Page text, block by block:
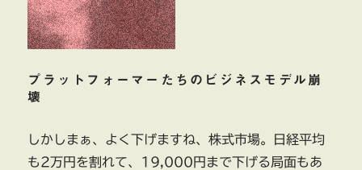
広
域
受
プラットフォーマーたちのビジネスモデル崩
壊
しかしまぁ、よく下げますね、株式市場。日経平均
も2万円を割れて、19,000円まで下げる局面もあ